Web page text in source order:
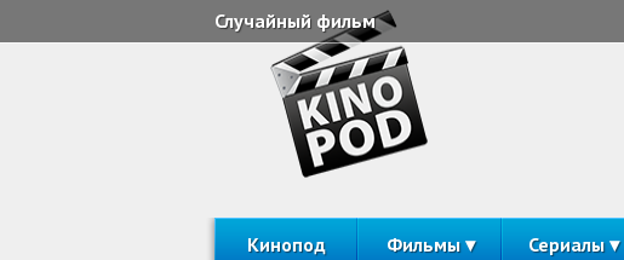
Случайный фильм
Кинопод Фильмы Сериалы